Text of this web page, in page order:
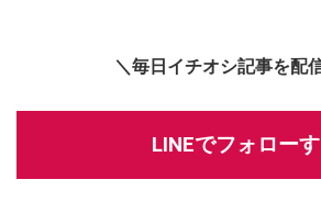
＼毎日イチオシ記事を配
LINEでフォロー